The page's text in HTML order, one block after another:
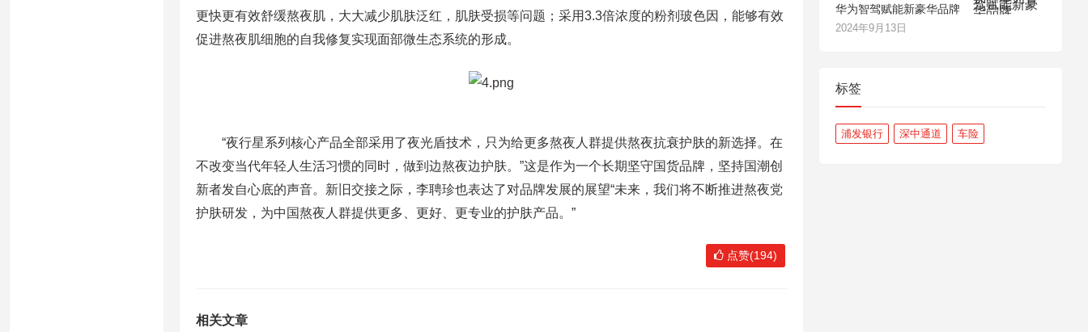
更快更有效舒缓熬夜肌，大大减少肌肤泛红，肌肤受损等问题；采用3.3倍浓度的粉剂玻色因，能够有效
促进熬夜肌细胞的自我修复实现面部微生态系统的形成。
“夜行星系列核心产品全部采用了夜光盾技术，只为给更多熬夜人群提供熬夜抗衰护肤的新选择。在
不改变当代年轻人生活习惯的同时，做到边熬夜边护肤。”这是作为一个长期坚守国货品牌，坚持国潮创
新者发自心底的声音。新旧交接之际，李聘珍也表达了对品牌发展的展望“未来，我们将不断推进熬夜党
护肤研发，为中国熬夜人群提供更多、更好、更专业的护肤产品。”
点赞(194)
相关文章
华为智驾赋能新豪华品牌
2024年9月13日
标签
浦发银行 深中通道 车险